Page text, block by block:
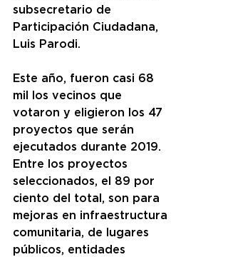
subsecretario de
Participación Ciudadana,
Luis Parodi.
Este año, fueron casi 68
mil los vecinos que
votaron y eligieron los 47
proyectos que serán
ejecutados durante 2019.
Entre los proyectos
seleccionados, el 89 por
ciento del total, son para
mejoras en infraestructura
comunitaria, de lugares
públicos, entidades